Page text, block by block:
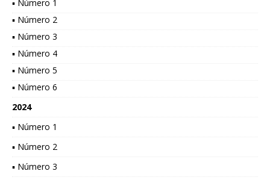
▪ Número 1
▪ Número 2
▪ Número 3
▪ Número 4
▪ Número 5
▪ Número 6
2024
▪ Número 1
▪ Número 2
▪ Número 3